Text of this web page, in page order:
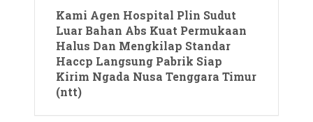
Kami Agen Hospital Plin Sudut
Luar Bahan Abs Kuat Permukaan
Halus Dan Mengkilap Standar
Haccp Langsung Pabrik Siap
Kirim Ngada Nusa Tenggara Timur
(ntt)